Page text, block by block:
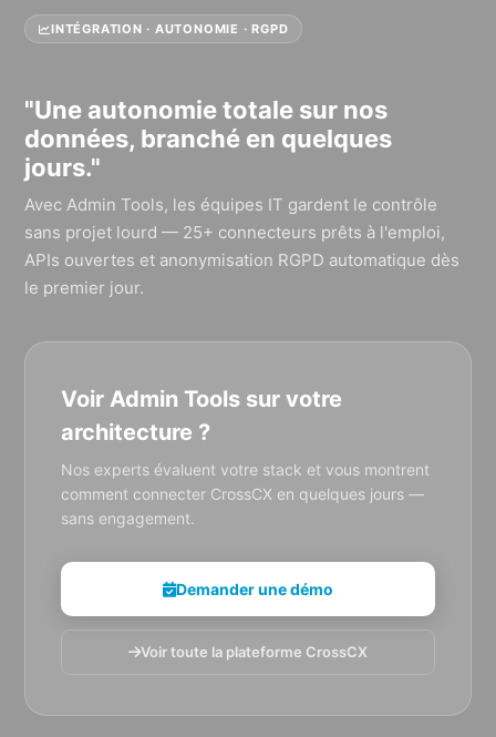
INTÉGRATION · AUTONOMIE · RGPD
"Une autonomie totale sur nos
données, branché en quelques
jours."
Avec Admin Tools, les équipes IT gardent le contrôle
sans projet lourd — 25+ connecteurs prêts à l'emploi,
APIs ouvertes et anonymisation RGPD automatique dès
le premier jour.
Voir Admin Tools sur votre
architecture ?
Nos experts évaluent votre stack et vous montrent
comment connecter CrossCX en quelques jours —
sans engagement.
Demander une démo
Voir toute la plateforme CrossCX